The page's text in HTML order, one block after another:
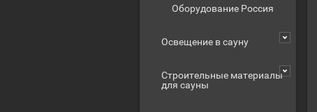
Оборудование Россия
Освещение в сауну
Строительные материалы
для сауны